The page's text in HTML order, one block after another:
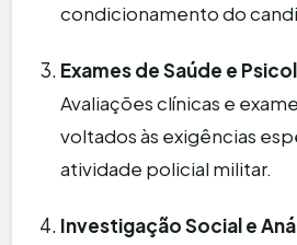
condicionamento do
Exames de Saúde e
Avaliações clínicas e
voltados às exigências
atividade policial militar.
Investigação Social e